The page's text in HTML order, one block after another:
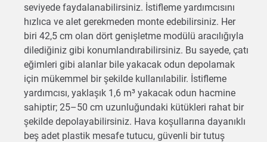
seviyede faydalanabilirsiniz. İstifleme yardımcısını
hızlıca ve alet gerekmeden monte edebilirsiniz. Her
biri 42,5 cm olan dört genişletme modülü aracılığıyla
dilediğiniz gibi konumlandırabilirsiniz. Bu sayede, çatı
eğimleri gibi alanlar bile yakacak odun depolamak
için mükemmel bir şekilde kullanılabilir. İstifleme
yardımcısı, yaklaşık 1,6 m³ yakacak odun hacmine
sahiptir; 25–50 cm uzunluğundaki kütükleri rahat bir
şekilde depolayabilirsiniz. Hava koşullarına dayanıklı
beş adet plastik mesafe tutucu, güvenli bir tutuş